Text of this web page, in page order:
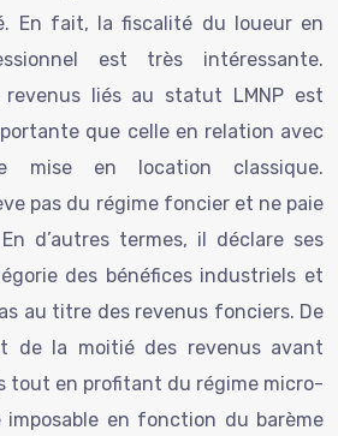
En fait, la fiscalité du loueur en
est très intéressante.
revenus liés au statut LMNP est
que celle en relation avec
mise en location classique.
pas du régime foncier et ne paie
d’autres termes, il déclare ses
des bénéfices industriels et
au titre des revenus fonciers. De
de la moitié des revenus avant
tout en profitant du régime micro-
imposable en fonction du barème